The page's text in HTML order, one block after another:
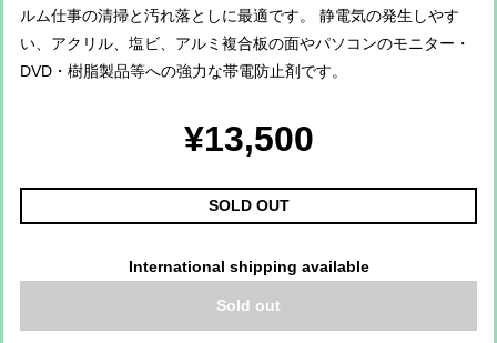
ルム仕事の清掃と汚れ落としに最適です。 静電気の発生しやす
い、アクリル、塩ビ、アルミ複合板の面やパソコンのモニター・
DVD・樹脂製品等への強力な帯電防止剤です。
¥13,500
SOLD OUT
International shipping available
Sold out